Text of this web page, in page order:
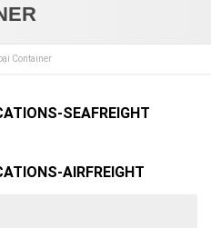
Container
SEAFREIGHT
AIRFREIGHT